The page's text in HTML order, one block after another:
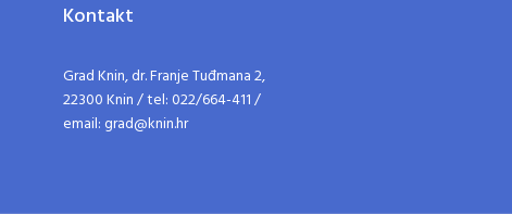
Kontakt
Grad Knin, dr. Franje Tuđmana 2,
22300 Knin / tel: 022/664-411 /
email: grad@knin.hr